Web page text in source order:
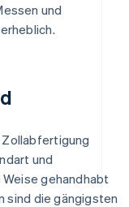
und
und
gehandhabt
sind die gängigsten